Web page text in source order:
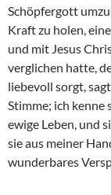
Schöpfergott
Kraft zu holen,
und mit Jesus
verglichen hatte,
liebevoll sorgt,
Stimme; ich kenne
ewige Leben, und
sie aus meiner
wunderbares